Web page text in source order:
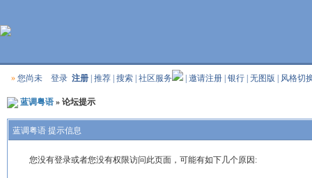
»您尚未 登录 注册| 推荐| 搜索| 社区服务 | 邀请注册| 银行 无图版 风格切
蓝调粤语» 论坛提示
蓝调粤语 提示信息
您没有登录或者您没有权限访问此页面，可能有如下几个原因: